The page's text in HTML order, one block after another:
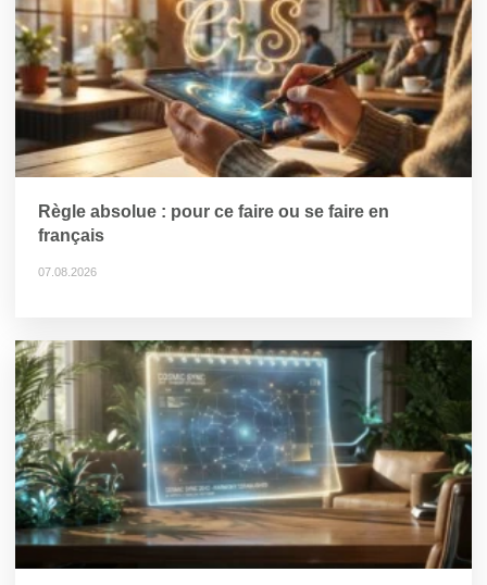
Règle absolue : pour ce faire ou se faire en
français
07.08.2026